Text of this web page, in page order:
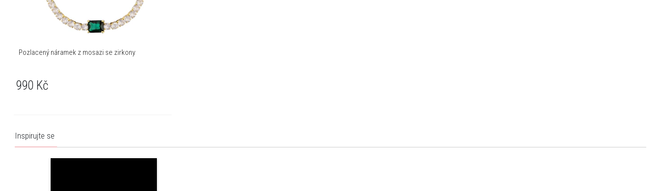
Pozlacený náramek z mosazi se zirkony
990 Kč
Inspirujte se